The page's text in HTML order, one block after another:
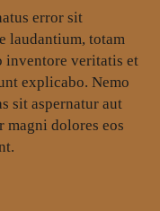
error sit
laudantium, totam
inventore veritatis et
explicabo. Nemo
sit aspernatur aut
magni dolores eos